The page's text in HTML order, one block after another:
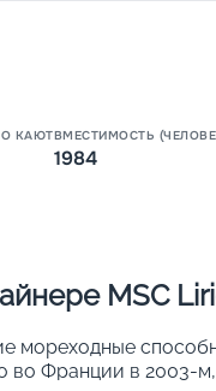
КАЮТВМЕСТИМОСТЬ
1984
MSC
мореходные
Франции в 2003-м,